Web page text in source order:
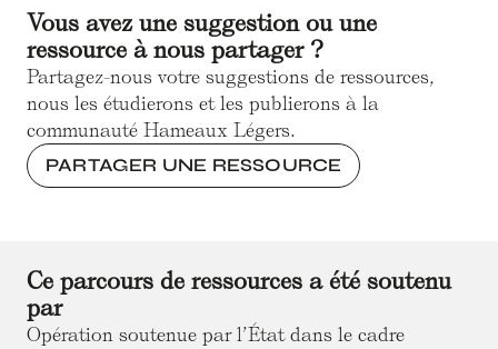
Vous avez une suggestion ou une
ressource à nous partager ?
Partagez-nous votre suggestions de ressources,
nous les étudierons et les publierons à la
communauté Hameaux Légers.
PARTAGER UNE RESSOURCE
Ce parcours de ressources a été soutenu
par
Opération soutenue par l’État dans le cadre